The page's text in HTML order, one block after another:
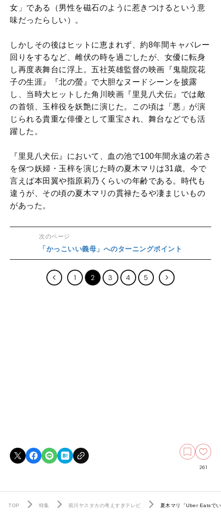
女」である（男性を磁石のように惹きつけるという意
味だったらしい）。
しかしその後はヒットに恵まれず、約8年間キャバレー
回りをするなど、雌伏の時を過ごしたが、女優に転身
し再度表舞台に浮上。五社英雄監督の映画『鬼龍院花
子の生涯』『北の螢』で大胆なヌードシーンを披露
し、当時大ヒットした角川映画『里見八犬伝』では敵
の首領、玉梓役を妖艶に演じた。この頃は「悪」が演
じられる貴重な俳優として重宝され、舞台などでも活
躍した。
『里見八犬伝』において、血の池で100年間永遠の若さ
を保つ妖婦・玉梓を演じた時の夏木マリは31歳。今で
言えば本田翼や指原莉乃くらいの年齢である。時代も
違うが、その頃の夏木マリの貫禄たるや凄まじいもの
があった。
次のページ
「かっこいい義母」へのターニングポイント
1 2 3 4 5
261
TOP 特集 前川ヤスタカの考えすぎテレビ 夏木マリ「Uber Eatsで